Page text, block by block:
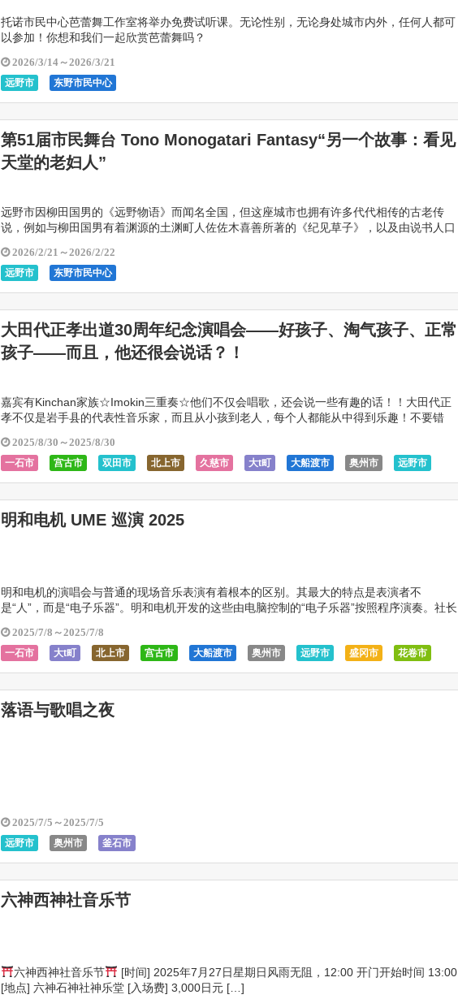
托诺市民中心芭蕾舞工作室将举办免费试听课。无论性别，无论身处城市内外，任何人都可
以参加！你想和我们一起欣赏芭蕾舞吗？
2026/3/14～2026/3/21
远野市 东野市民中心
第51届市民舞台 Tono Monogatari Fantasy“另一个故事：看见
天堂的老妇人”
远野市因柳田国男的《远野物语》而闻名全国，但这座城市也拥有许多代代相传的古老传
说，例如与柳田国男有着渊源的土渊町人佐佐木喜善所著的《纪见草子》，以及由说书人口
2026/2/21～2026/2/22
远野市 东野市民中心
大田代正孝出道30周年纪念演唱会——好孩子、淘气孩子、正常
孩子——而且，他还很会说话？！
嘉宾有Kinchan家族☆Imokin三重奏☆他们不仅会唱歌，还会说一些有趣的话！！大田代正
孝不仅是岩手县的代表性音乐家，而且从小孩到老人，每个人都能从中得到乐趣！不要错
2025/8/30～2025/8/30
一石市 宫古市 双田市 北上市 久慈市 大t町 大船渡市 奥州市
远野市
盛冈市
高田市立空前 新南町 花卷市 金崎市 釜石市 盛冈剧院
明和电机 UME 巡演 2025
明和电机的演唱会与普通的现场音乐表演有着根本的区别。其最大的特点是表演者不
是“人”，而是“电子乐器”。明和电机开发的这些由电脑控制的“电子乐器”按照程序演奏。社长
2025/7/8～2025/7/8
一石市 大t町 北上市 宫古市 大船渡市 奥州市 远野市 盛冈市
花卷市
高田市立空前
釜石市 东野咏叹调 东野市民中心 宫森堂
落语与歌唱之夜
2025/7/5～2025/7/5
远野市 奥州市 釜石市
六神西神社音乐节
六神西神社音乐节
[时间] 2025年7月27日星期日风雨无阻，12:00 开门开始时间 13:00
[地点] 六神石神社神乐堂 [入场费] 3,000日元 […]